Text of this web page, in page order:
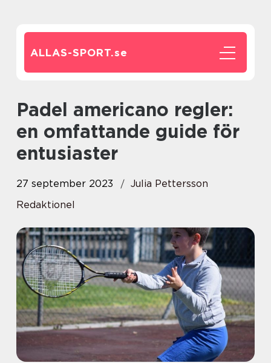
ALLAS-SPORT.se
Padel americano regler:
en omfattande guide för
entusiaster
27 september 2023
Julia Pettersson
Redaktionel